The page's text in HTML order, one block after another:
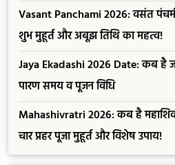
Vasant Panchami 2026: वसंत
शुभ मुहूर्त और अबूझ तिथि का महत्व!
Jaya Ekadashi 2026 Date: कब है
पारण समय व पूजन विधि
Mahashivratri 2026: कब है
चार प्रहर पूजा मुहूर्त और विशेष उपाय!